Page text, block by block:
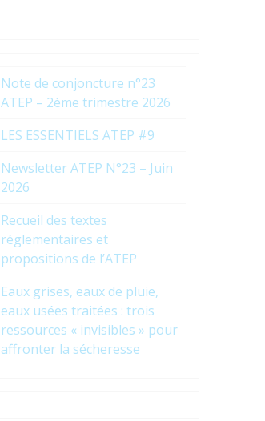
Note de conjoncture n°23
ATEP – 2ème trimestre 2026
LES ESSENTIELS ATEP #9
Newsletter ATEP N°23 – Juin
2026
Recueil des textes
réglementaires et
propositions de l’ATEP
Eaux grises, eaux de pluie,
eaux usées traitées : trois
ressources « invisibles » pour
affronter la sécheresse